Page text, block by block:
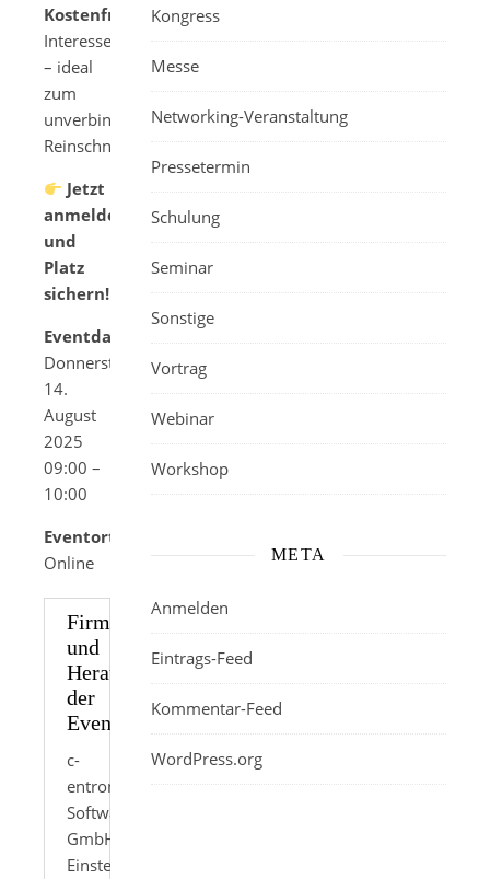
Kostenfrei
für
Interessenten
– ideal
zum
unverbindlichen
Reinschnuppern!
Jetzt
anmelden
und
Platz
sichern!
Eventdatum:
Donnerstag,
14.
August
2025
09:00 –
10:00
Eventort:
Online
Firmenkontakt
und
Herausgeber
der
Eventbeschreibung:
c-
entron
Software
GmbH
Einsteinstraße
Kongress
Messe
Networking-Veranstaltung
Pressetermin
Schulung
Seminar
Sonstige
Vortrag
Webinar
Workshop
META
Anmelden
Eintrags-Feed
Kommentar-Feed
WordPress.org